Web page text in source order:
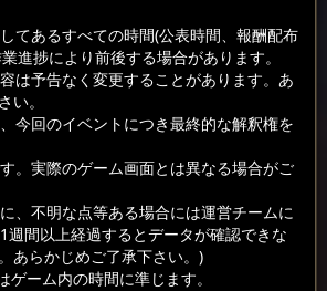
てあるすべての時間(公表時間、報酬配布
進捗により前後する場合があります。
は予告なく変更することがあります。あ
い。
今回のイベントにつき最終的な解釈権を
。実際のゲーム画面とは異なる場合がご
、不明な点等ある場合には運営チームに
間以上経過するとデータが確認できな
あらかじめご了承下さい。)
ーム内の時間に準じます。